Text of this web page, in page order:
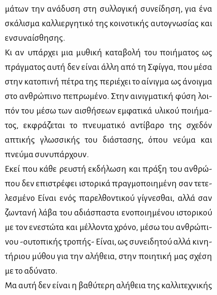
μά­των την ανά­δυ­ση στη συλ­λο­γι­κή συ­νεί­δη­ση, για ένα
σκά­λι­σμα καλ­λιερ­γη­τι­κό της κοι­νο­τι­κής αυ­το­γνω­σί­ας και
εν­συ­ναί­σθη­σης.
Κι αν υπάρ­χει μια μυ­θι­κή κα­τα­βο­λή του ποι­ή­μα­τος ως
πράγ­μα­τος αυ­τή δεν εί­ναι άλ­λη από τη Σφίγ­γα, που μέ­σα
στην κα­το­πι­νή πέ­τρα της πε­ριέ­χει το αί­νιγ­μα ως άνοιγ­μα
στο αν­θρώ­πι­νο πε­πρω­μέ­νο. Στην αι­νιγ­μα­τι­κή φύ­ση λοι­
πόν του μέ­σω των αι­σθή­σε­ων εμ­φα­τι­κά υλι­κού ποι­ή­μα­
τος, εκ­φρά­ζε­ται το πνευ­μα­τι­κό αντί­βα­ρο της σχε­δόν
απτι­κής γλωσ­σι­κής του διά­στα­σης, όπου νεύ­μα και
πνεύ­μα συ­νυ­πάρ­χουν.
Εκεί που κά­θε ρευ­στή εκ­δή­λω­ση και πρά­ξη του αν­θρώ­
που δεν επι­στρέ­φει ιστο­ρι­κά πραγ­μο­ποι­η­μέ­νη σαν τε­τε­
λε­σμέ­νο Εί­ναι ενός πα­ρελ­θο­ντι­κού γί­γνε­σθαι, αλ­λά σαν
ζω­ντα­νή λά­βα του αδιά­σπα­στα ενο­ποι­η­μέ­νου ιστο­ρι­κού
με τον ενε­στώ­τα και μέλ­λο­ντα χρό­νο, μέ­σω του αν­θρώ­πι­
νου -ου­το­πι­κής τρο­πής- Εί­ναι, ως συ­νει­δη­τού αλ­λά κι­νη­
τή­ριου μύ­θου για την αλή­θεια, στην ποι­η­τι­κή μας σχέ­ση
με το αδύ­να­το.
Μα αυ­τή δεν εί­ναι η βα­θύ­τε­ρη αλή­θεια της καλ­λι­τε­χνι­κής